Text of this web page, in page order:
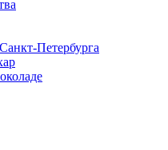
Петербурга